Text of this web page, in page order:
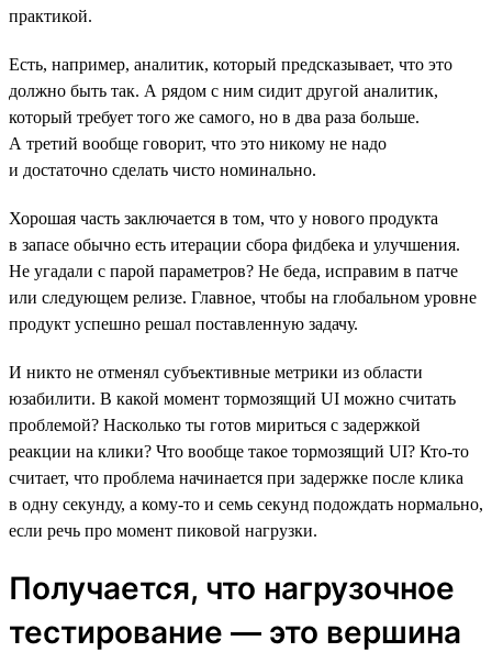
практикой.
Есть, например, аналитик, который предсказывает, что это
должно быть так. А рядом с ним сидит другой аналитик,
который требует того же самого, но в два раза больше.
А третий вообще говорит, что это никому не надо
и достаточно сделать чисто номинально.
Хорошая часть заключается в том, что у нового продукта
в запасе обычно есть итерации сбора фидбека и улучшения.
Не угадали с парой параметров? Не беда, исправим в патче
или следующем релизе. Главное, чтобы на глобальном уровне
продукт успешно решал поставленную задачу.
И никто не отменял субъективные метрики из области
юзабилити. В какой момент тормозящий UI можно считать
проблемой? Насколько ты готов мириться с задержкой
реакции на клики? Что вообще такое тормозящий UI? Кто-то
считает, что проблема начинается при задержке после клика
в одну секунду, а кому-то и семь секунд подождать нормально,
если речь про момент пиковой нагрузки.
Получается, что нагрузочное
тестирование — это вершина